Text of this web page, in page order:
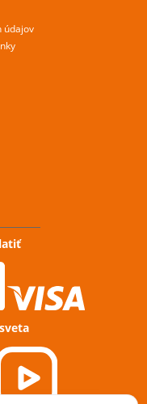
údajov
se našeho